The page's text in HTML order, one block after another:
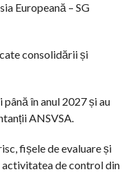
Europeană – SG
consolidării și
în anul 2027 și au
ANSVSA.
fișele de evaluare și
activitatea de control din